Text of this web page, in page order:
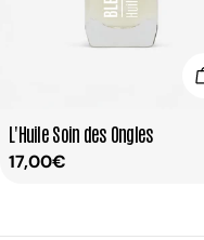
Taper:
L'Huile Soin des Ongles
Prix
17,00€